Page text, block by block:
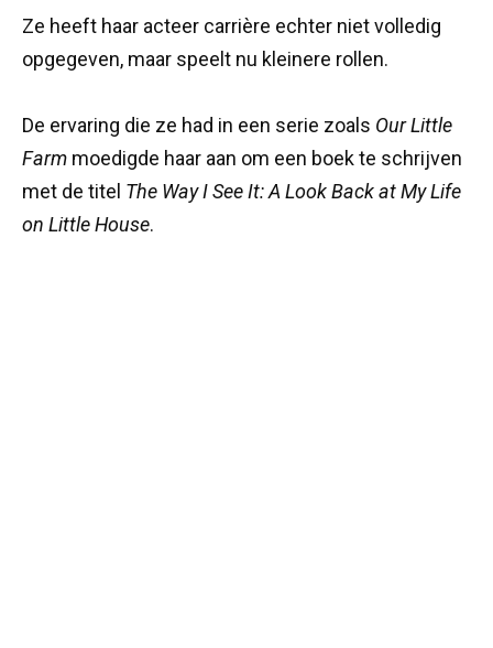
Ze heeft haar acteer carrière echter niet volledig
opgegeven, maar speelt nu kleinere rollen.
De ervaring die ze had in een serie zoals Our Little
Farm moedigde haar aan om een boek te schrijven
met de titel The Way I See It: A Look Back at My Life
on Little House.